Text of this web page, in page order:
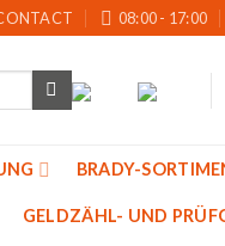
08:00 - 17:00
BRADY-
GELDZÄHL- UND